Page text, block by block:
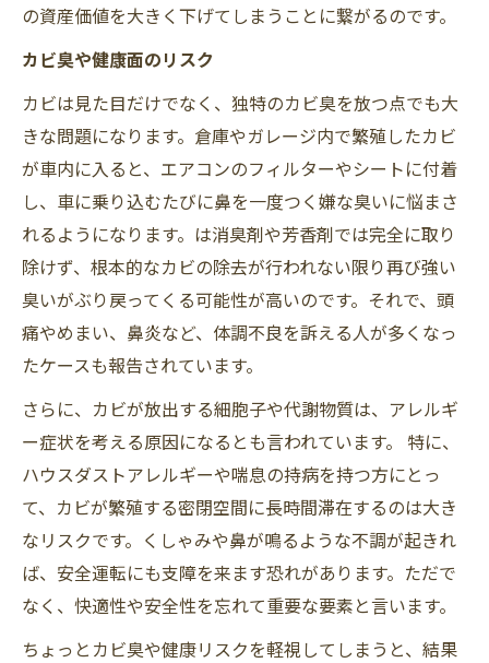
の資産価値を大きく下げてしまうことに繋がるのです。
カビ臭や健康面のリスク
カビは見た目だけでなく、独特のカビ臭を放つ点でも大
きな問題になります。倉庫やガレージ内で繁殖したカビ
が車内に入ると、エアコンのフィルターやシートに付着
し、車に乗り込むたびに鼻を一度つく嫌な臭いに悩まさ
れるようになります。は消臭剤や芳香剤では完全に取り
除けず、根本的なカビの除去が行われない限り再び強い
臭いがぶり戻ってくる可能性が高いのです。それで、頭
痛やめまい、鼻炎など、体調不良を訴える人が多くなっ
たケースも報告されています。
さらに、カビが放出する細胞子や代謝物質は、アレルギ
ー症状を考える原因になるとも言われています。 特に、
ハウスダストアレルギーや喘息の持病を持つ方にとっ
て、カビが繁殖する密閉空間に長時間滞在するのは大き
なリスクです。くしゃみや鼻が鳴るような不調が起きれ
ば、安全運転にも支障を来ます恐れがあります。ただで
なく、快適性や安全性を忘れて重要な要素と言います。
ちょっとカビ臭や健康リスクを軽視してしまうと、結果